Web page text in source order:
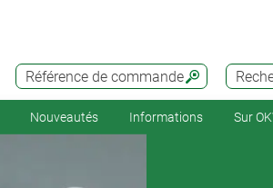
Référence de commande
Nouveautés Informations Sur